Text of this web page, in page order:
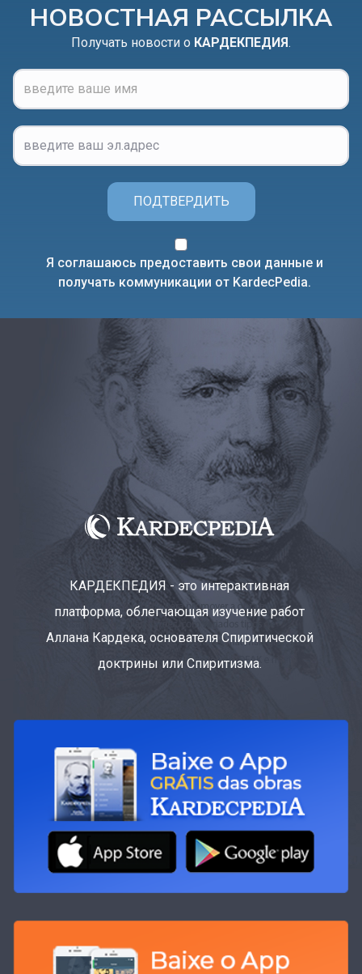
НОВОСТНАЯ РАССЫЛКА
Получать новости о КАРДЕКПЕДИЯ.
ПОДТВЕРДИТЬ
Я соглашаюсь предоставить свои данные и
получать коммуникации от KardecPedia.
КАРДЕКПЕДИЯ - это интерактивная
платформа, облегчающая изучение работ
Аллана Кардека, основателя Спиритической
доктрины или Спиритизма.